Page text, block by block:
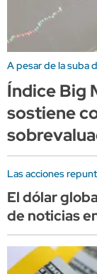
A pesar de la suba
Índice Big
sostiene
Las acciones
El dólar
de noticias